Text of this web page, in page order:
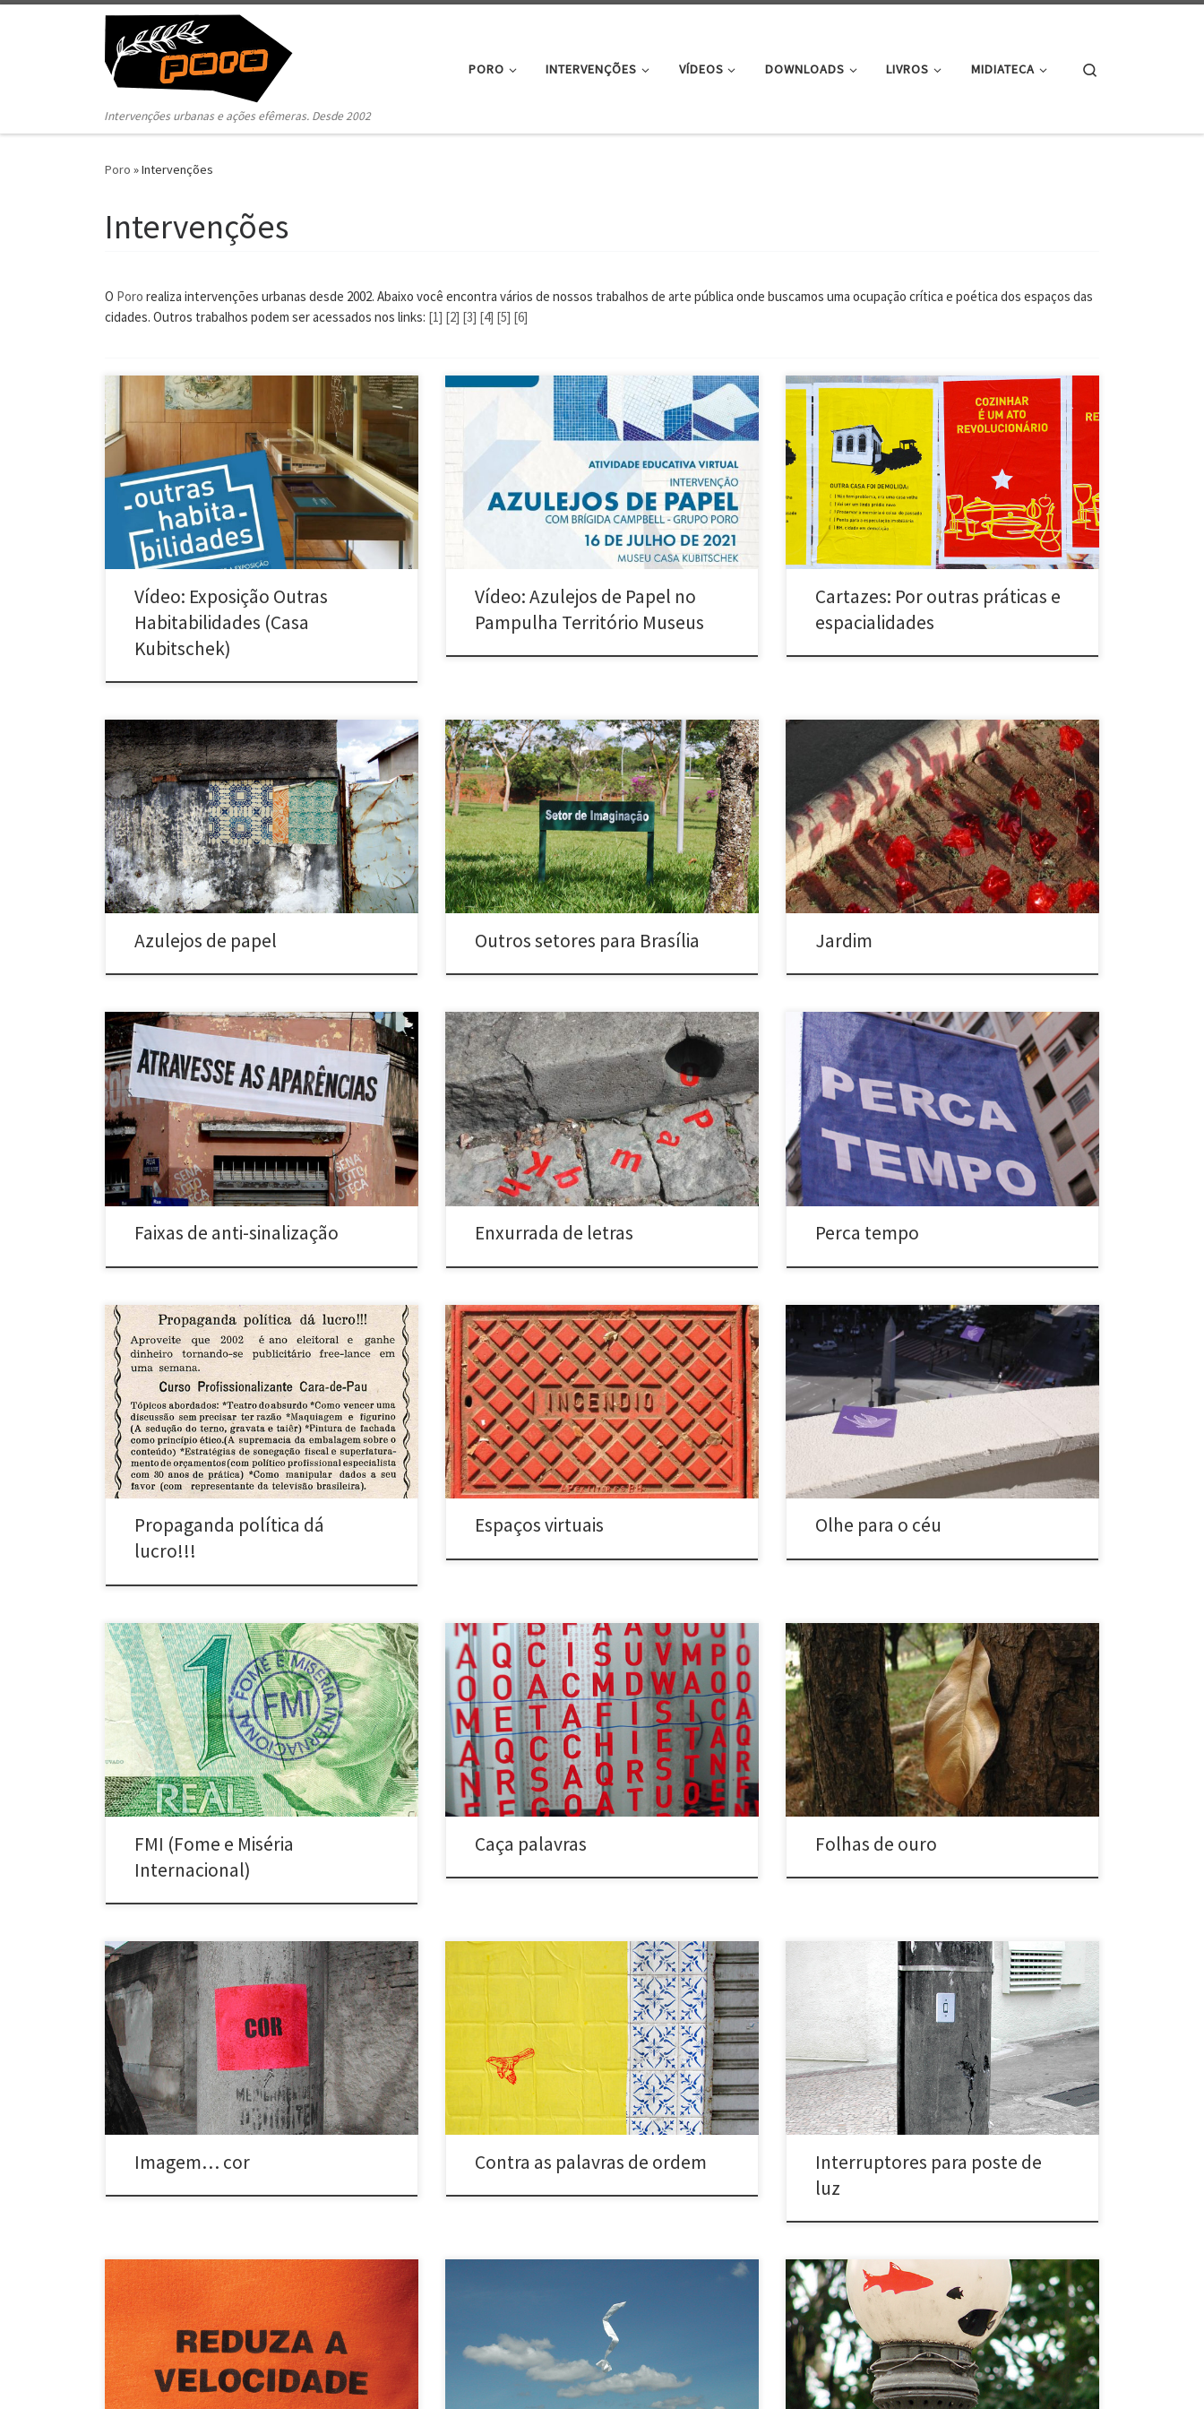
Pular para o conteúdo
Intervenções urbanas e ações efêmeras. Desde 2002
PORO INTERVENÇÕES VÍDEOS DOWNLOADS LIVROS MIDIATECA
Poro »Intervenções
Intervenções
O Poro realiza intervenções urbanas desde 2002. Abaixo você encontra vários de nossos trabalhos de arte pública onde buscamos uma ocupação crítica e poética dos espaços das
cidades. Outros trabalhos podem ser acessados nos links: [1] [2] [3] [4] [5] [6]
Vídeo sobre a exposição Outras Habitabilidades no
Museu Casa Kubitschek em Belo Horizonte. A mostra
apresenta o diálogo da casa modernista com outros
modos de morar, arquiteturas e expressões artísticas
diversas. O Poro participou da exposição com uma
edição especial da intervenção “Azulejos de papel”
criada especialmente para a […]
Vídeo: Exposição Outras
Habitabilidades (Casa
Kubitschek)
A intervenção “Azulejos de papel” é um projeto
criado pelo Grupo Poro (Brígida Campbell e Marcelo
Terça-Nada). Essa versão do trabalho foi criada
especialmente para a exposição Outras
Habitabilidades no Museu Casa Kubitschek, em Belo
Horizonte – Brasil. Foi instalada ocupando os
banheiros e closet da casa com padronagens dos […]
Vídeo: Azulejos de Papel no
Pampulha Território Museus
Por outras práticas e espacialidades (2010) Diversas
cidades Série de 13 cartazes lambe-lambe impressos
em serigrafia, no formato 100x70cm, afixados em
locais públicos. >> Para baixar o PDF de cada cartaz,
acesse a página individual dele neste link
Disponibilizamos nossos cartazes para download
gratuito. Você pode baixar e imprimir. Mas […]
Cartazes: Por outras práticas e
espacialidades
Azulejos de papel (2007 a 2021) Diversas cidades e
países. A galeria acima reúne fotos da intervenção
Azulejos de papel. São imagens das instalações
realizadas pelo Poro entre 2007 e 2021. A intervenção
consistiu em séries de imagens de azulejos impressas
em off-set sobre papel jornal em tamanho natural
(15×15 […]
Azulejos de papel
Outros setores para Brasília (2012) Intervenção com
placas em vários locais de Brasília/DF. Brasília é uma
cidade setorizada, onde há setores de Indústrias
Gráficas, de Diversões, de Mansões, de Embaixadas,
de Igrejas etc. Ao mesmo tempo possui grandes áreas
gramadas vazias pelo espaço urbano. Neste trabalho
utilizando do mesmo design […]
Outros setores para Brasília
Jardim (2002) Belo Horizonte, MG Fazer flores de
papel celofane vermelho Plantá-las em canteiros
abandonados da cidade Garden (2002) Belo
Horizonte, Minas Gerais (Brazil) Make flowers of red
cellophane Plant them in an abandoned flower-beds
in the city
Jardim
Faixas de anti-sinalização (2009-2016) Série de faixas
instaladas na região do bairro de Santa Tereza e
arredores (Belo Horizonte, MG) e também nas cidades
de Fortaleza, São Paulo, Brasília, Londrina e Rio de
Janeiro. A faixa “Perca Tempo” deu origem à série de
trabalhos de mesmo nome, clique para ver […]
Faixas de anti-sinalização
Enxurrada de letras (2004) Bairro de Santa Tereza –
Rio de Janeiro, RJ Letras vinílicas coladas como se
estivessem escorrendo dos escoadouros de muros e
calçadas. Outpouring of letters (2004) Santa Tereza
neighborhood – Rio de Janeiro, RJ – Brazil Vinyl letters
pasted as if they were running down […]
Enxurrada de letras
Perca tempo (2010) Centro e Pampulha – Belo
Horizonte, MG Ação que consiste em abrir uma faixa
nos cruzamentos, enquanto o sinal de trânsito está
fechado. Ao mesmo tempo pessoas distribuem
panfletos com a inscrição: “Perca tempo”. Há também
uma banca de informações, na qual são distribuídos
os panfletos intitulados […]
Perca tempo
Propaganda política dá lucro!!! (2002, 2004, 2008 e
2010) Diversas cidades Santinho impresso em
tipografia, distribuído em locais públicos e afixado em
bares, padarias, orelhões, murais etc., em variados
locais e/ou por diferentes pessoas, em período
paralelo ao de campanha eleitoral. Para difundir:
>Panfletagem eletrônica (clique com o botão direito,
[…]
Propaganda política dá
lucro!!!
Espaços virtuais (desde 2002) Diversas cidades e
países Iconografia do chão das cidades. Este trabalho
é composto por uma série de fotografias de bueiros,
impressas em tamanho real, em adesivo, e coladas
em ambientes internos variados, tais como chão de
casas ou de galerias. Virtual Spaces (since 2002)
Several […]
Espaços virtuais
Olhe para o céu (2009) Praça Sete – Belo Horizonte,
MG Panfletos com imagens de pássaros foram
arremessados do último andar de um dos prédios
localizados no principal cruzamento da região central
da cidade. Devido à massa de ar, esses “pássaros”
sobem ao invés de cair, o que provoca a […]
Olhe para o céu
FMI – revisitando Cildo Meireles (entre 2002 e 2006)
Diversos locais e cidades – Brasil e Argentina 1 –
Carimbar notas com os dizeres: “FMI – Fome e Miséria
Internacional” 2 – Devolvê-las à circulação *Este
trabalho teve versão em espanhol realizada em 2005
pelo grupo argentino Pobres Diablos. […]
FMI (Fome e Miséria
Internacional)
Caça palavras (2006 e 2010) Belo Horizonte, MG e São
Paulo, SP Caça palavras instalados em portas e
espelhos de banheiros. Word search (2006 and 2010)
Belo Horizonte, MG and São Paulo, SP – Brasil Word
search games installed in lavatory’s doors and mirrors.
Caça palavras
Folhas de ouro (2002) Belo Horizonte, MG e São
Carlos, SP Pintar folhas secas de dourado Colocá-las
de volta nas árvores Gold Leaves (2002) Belo
Horizonte, MG and São Carlos, SP Paint dry leaves in
gold Put them back on the trees
Folhas de ouro
,Imagem… cor (2003 e 2004) Belo Horizonte, MG;
Salvador, BA e Recife, PE Adesivos fluorescentes
afixados em locais sem cor. ,Image… color (2003 and
2004) Belo Horizonte, MG; Salvador, BA and Recife, PE
Fluorescent stickers put in places without color.
Imagem… cor
Contra as palavras de ordem (2006) Belo Horizonte,
MG e Vitória, ES Série de cartazes lambe-lambe no
formato 100x70cm com imagens de pássaros
impressos em serigrafia e afixados sobre publicidade.
Against slogans and battlecries (2006) Belo Horizonte,
MG and Vitória, ES – Brasil Series of “lambe-lambe”
posters, 100x70cm, with […]
Contra as palavras de ordem
Interruptores para poste de luz (2005) Belo Horizonte,
MG Reprodução fotográfica de interruptor de luz
afixada em postes da cidade. Para difundir: >Faça
download da matriz dos interruptores.pdf (clique com
o botão direito, salve o pdf no seu computador.
depois é só imprimir, xerocar e instalar nos postes
públicos) […]
Interruptores para poste de
luz
Reduza a velocidade (2004) Diversas cidades
Camiseta distribuída em lugares variados. Slow
down(2004) Several cities T-shirt distributed in different
places.
Desenhando no vento (2005) Belo Horizonte, MG e
Salvador, BA Tiras de papel arremessadas de partes
altas da cidade em dias de vento. >> Assita ao vídeo
deste trabalho Drawing in the wind (2005) Belo
Horizonte, MG and Salvador, BA – Brasil Paper strips
thrown from high places in the […]
Aquários suspensos (2007) Bairro da Glória – Rio de
Janeiro, RJ Intervenção em luminárias de praças
públicas, na qual globos de luz são “transformados”
em aquários através da
aplicação de imagens de peixes. Suspended
aquariums (2007) Glória neighborhood – Rio de
Janeiro, RJ Intervention that transformed the